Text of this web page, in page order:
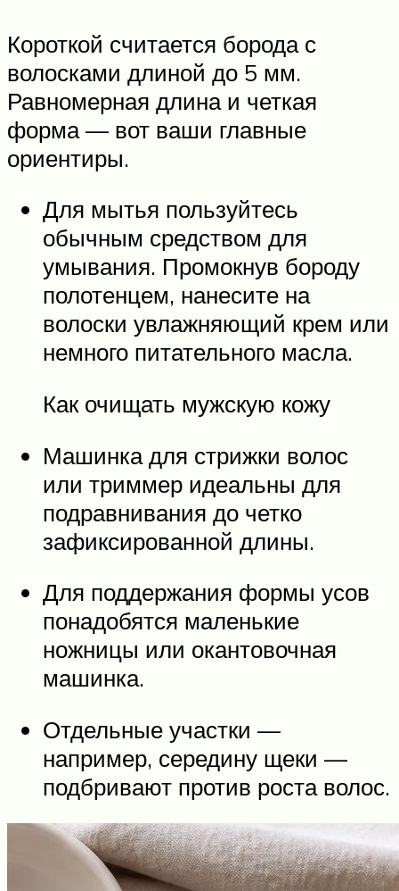
Короткой считается борода с
волосками длиной до 5 мм.
Равномерная длина и четкая
форма — вот ваши главные
ориентиры.
Для мытья пользуйтесь
обычным средством для
умывания. Промокнув бороду
полотенцем, нанесите на
волоски увлажняющий крем или
немного питательного масла.
Как очищать мужскую кожу
Машинка для стрижки волос
или триммер идеальны для
подравнивания до четко
зафиксированной длины.
Для поддержания формы усов
понадобятся маленькие
ножницы или окантовочная
машинка.
Отдельные участки —
например, середину щеки —
подбривают против роста волос.